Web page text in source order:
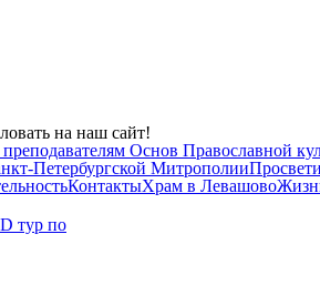
на наш сайт!
Основ Православной
Петербургской Митрополии
КонтактыХрам в Левашово
тур по